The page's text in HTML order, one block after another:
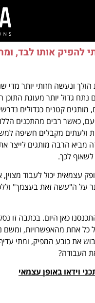
להפיק אותו לבד,
ונעשה חזותי יותר מדי
נתח גדול יותר מעוגת התוכן
מותגים קטנים כגדולים
כאשר רבים מהתכנים
ולעתים מקבלים חשיפה
מביא הרבה מותגים לייצר
לכך.
עצמאית יכול לעבוד
על ה"עשה זאת בעצמך"
כאן היום. בכתבה זו
כל אחת מהאפשרויות,
את כובע המפיק, ומתי
העבודה?
וידאו באופן עצמאי